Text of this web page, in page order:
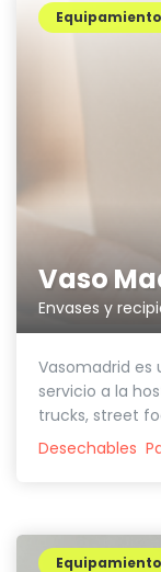
Vaso
Envases y
Vasomadrid es
servicio a la
trucks, street
Desechables